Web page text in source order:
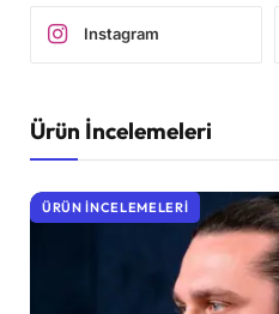
Instagram
Ürün İncelemeleri
ÜRÜN İNCELEMELERI